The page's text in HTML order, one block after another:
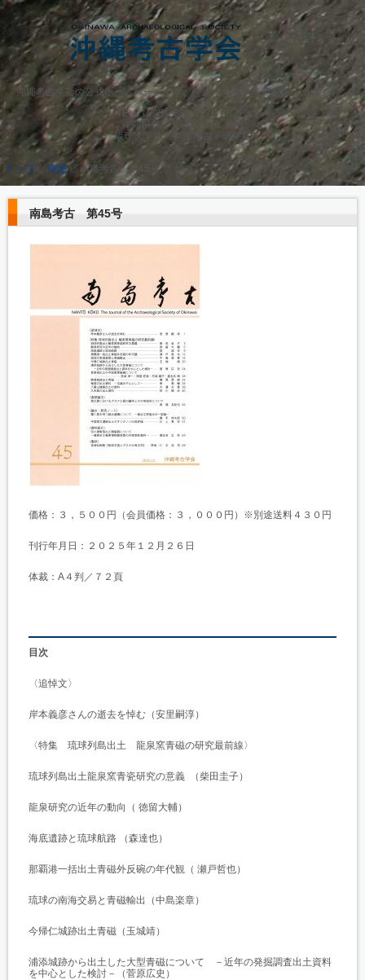
沖縄考古学会の公式ホームページです。沖縄で考古学研究を行う団体です。
TEL.（098）895-8276・8270
沖縄県 西原町 字千原１番地
琉球大学法文学部考古学研究室
トップ 商品› 南島考古 第45号
南島考古 第45号
価格：３，５００円（会員価格：３，０００円）※別途送料４３０円
刊行年月日：２０２５年１２月２６日
体裁：A４判／７２頁
目次
〈追悼文〉
岸本義彦さんの逝去を悼む（安里嗣淳）
〈特集 琉球列島出土 龍泉窯青磁の研究最前線〉
琉球列島出土龍泉窯青瓷研究の意義 （柴田圭子）
龍泉研究の近年の動向（ 徳留大輔）
海底遺跡と琉球航路 （森達也）
那覇港一括出土青磁外反碗の年代観（ 瀬戸哲也）
琉球の南海交易と青磁輸出（中島楽章）
今帰仁城跡出土青磁（玉城靖）
浦添城跡から出土した大型青磁について －近年の発掘調査出土資料
を中心とした検討－（菅原広史）